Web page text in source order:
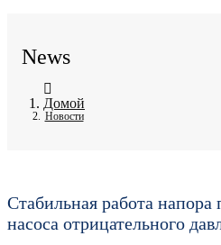
News
Домой
Новости
Стабильная работа напора
насоса отрицательного